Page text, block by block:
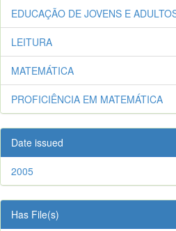
EDUCAÇÃO DE JOVENS E
LEITURA
MATEMÁTICA
PROFICIÊNCIA EM MATEMÁTICA
Date issued
2005
Has File(s)